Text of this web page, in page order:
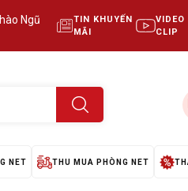
Ngũ
TIN KHUYẾN
MÃI
VIDEO
CLIP
NET THU MUA PHÒNG NET